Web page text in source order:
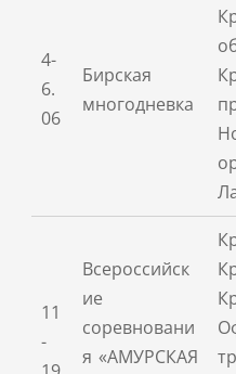
4-
6.
06
Бирская
многодневка
11
-
Всероссийск
ие
соревновани
я «АМУРСКАЯ